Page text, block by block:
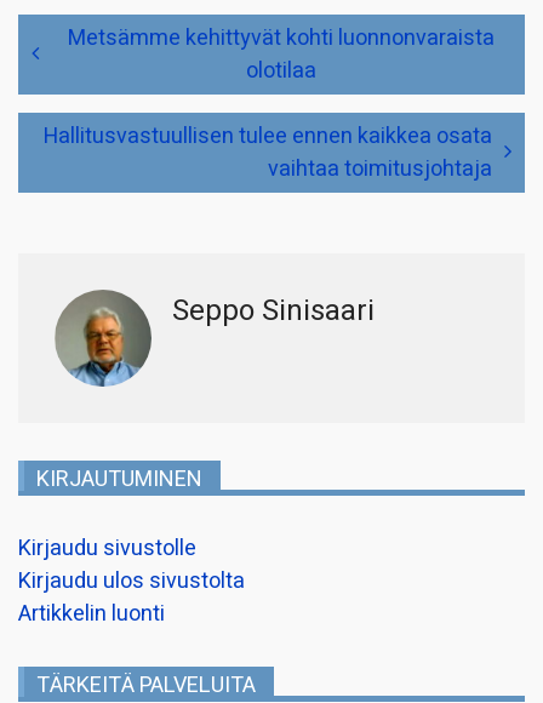
Artikkelien
selaus Metsämme kehittyvät kohti luonnonvaraista
olotilaa
Hallitusvastuullisen tulee ennen kaikkea osata
vaihtaa toimitusjohtaja
Seppo Sinisaari
KIRJAUTUMINEN
Kirjaudu sivustolle
Kirjaudu ulos sivustolta
Artikkelin luonti
TÄRKEITÄ PALVELUITA